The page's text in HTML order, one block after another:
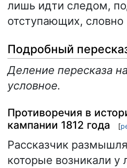
лишь идти следом,
отступающих, словно
Подробный
Деление пересказа
условное.
Противоречия в
кампании 1812 года
[
Рассказчик
которые возникали у